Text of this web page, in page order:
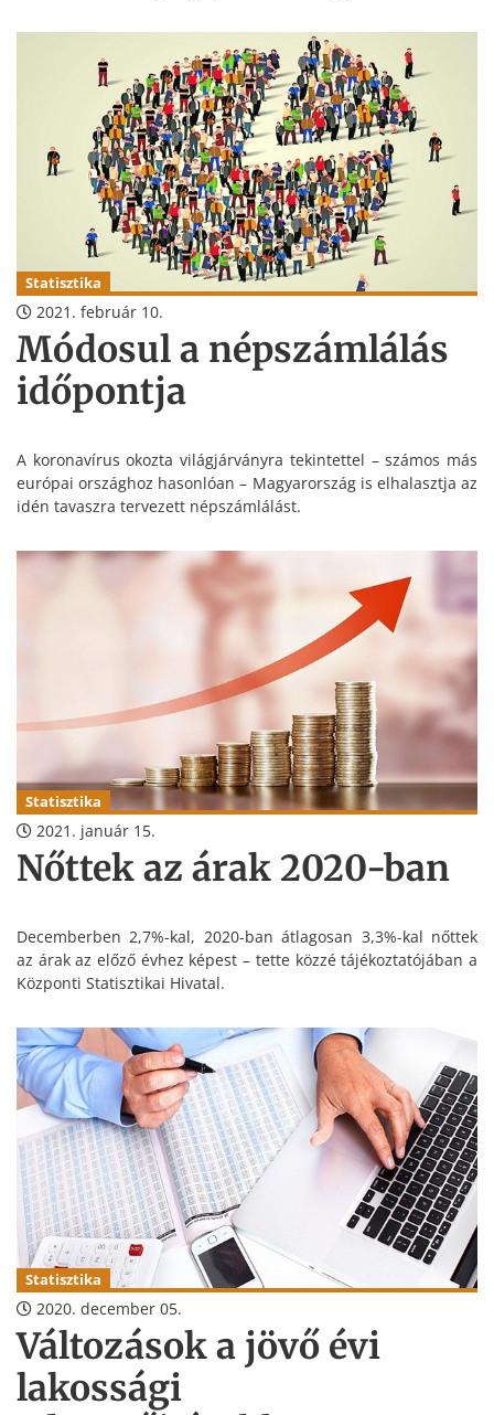
Statisztika
2021. február 10.
Módosul a népszámlálás
időpontja
A koronavírus okozta világjárványra tekintettel – számos más
európai országhoz hasonlóan – Magyarország is elhalasztja az
idén tavaszra tervezett népszámlálást.
Statisztika
2021. január 15.
Nőttek az árak 2020-ban
Decemberben 2,7%-kal, 2020-ban átlagosan 3,3%-kal nőttek
az árak az előző évhez képest – tette közzé tájékoztatójában a
Központi Statisztikai Hivatal.
Statisztika
2020. december 05.
Változások a jövő évi
lakossági